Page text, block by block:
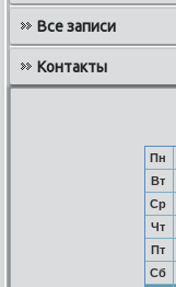
Все записи
Контакты
Пн
Вт
Ср
Чт
Пт
Сб